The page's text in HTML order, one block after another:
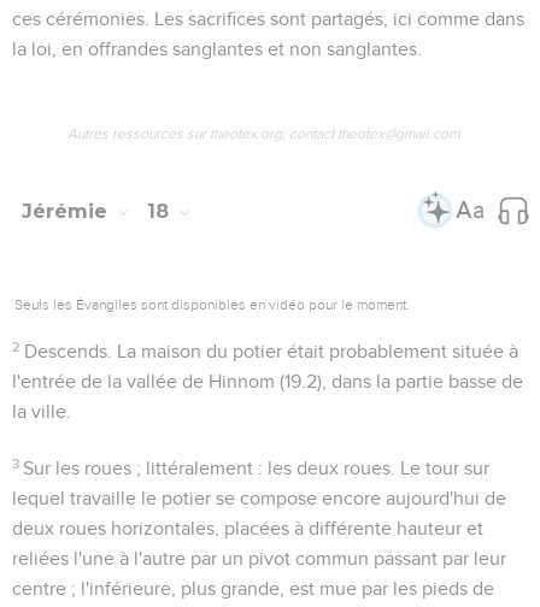
ces cérémonies. Les sacrifices sont partagés, ici comme dans
la loi, en offrandes sanglantes et non sanglantes.
Autres ressources sur theotex.org, contact theotex@gmail.com
Jérémie 18
Seuls les Évangiles sont disponibles en vidéo pour le moment.
2 Descends . La maison du potier était probablement située à
l'entrée de la vallée de Hinnom (19.2), dans la partie basse de
la ville.
3 Sur les roues ; littéralement : les deux roues . Le tour sur
lequel travaille le potier se compose encore aujourd'hui de
deux roues horizontales, placées à différente hauteur et
reliées l'une à l'autre par un pivot commun passant par leur
centre ; l'inférieure, plus grande, est mue par les pieds de